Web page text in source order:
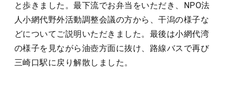
と歩きました。最下流でお弁当をいただき、NPO法
人小網代野外活動調整会議の方から、干潟の様子な
どについてご説明いただきました。最後は小網代湾
の様子を見ながら油壺方面に抜け、路線バスで再び
三崎口駅に戻り解散しました。